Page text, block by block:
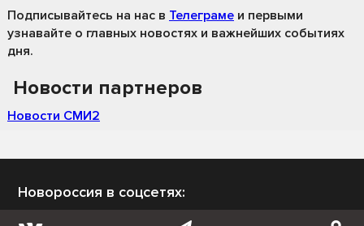
Подписывайтесь на нас в Телеграме и первыми
узнавайте о главных новостях и важнейших событиях
дня.
Новости партнеров
Новости СМИ2
Новороссия в соцсетях: